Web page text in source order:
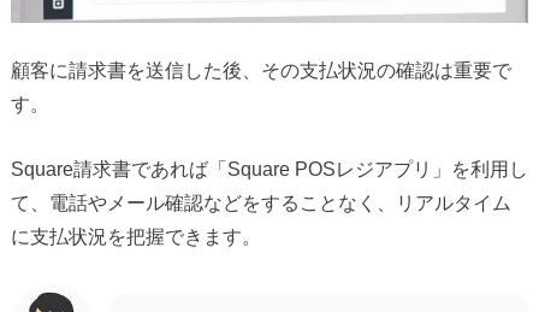
顧客に請求書を送信した後、その支払状況の確認は重要で
す。
Square請求書であれば「Square POSレジアプリ」を利用し
て、電話やメール確認などをすることなく、リアルタイム
に支払状況を把握できます。